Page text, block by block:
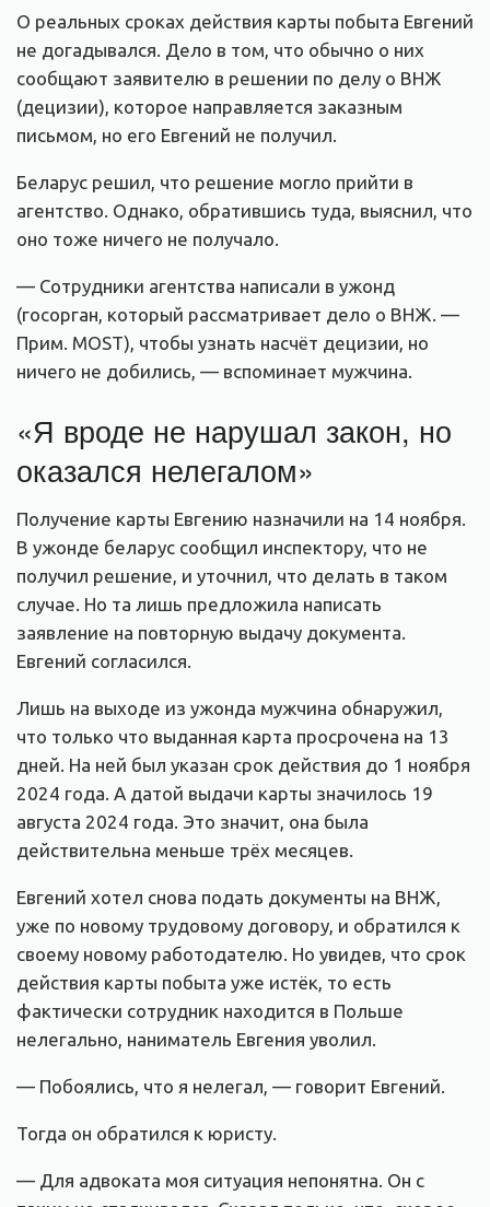
О реальных сроках действия карты побыта Евгений
не догадывался. Дело в том, что обычно о них
сообщают заявителю в решении по делу о ВНЖ
(децизии), которое направляется заказным
письмом, но его Евгений не получил.
Беларус решил, что решение могло прийти в
агентство. Однако, обратившись туда, выяснил, что
оно тоже ничего не получало.
— Сотрудники агентства написали в ужонд
(госорган, который рассматривает дело о ВНЖ. —
Прим. MOST), чтобы узнать насчёт децизии, но
ничего не добились, — вспоминает мужчина.
«Я вроде не нарушал закон, но
оказался нелегалом»
Получение карты Евгению назначили на 14 ноября.
В ужонде беларус сообщил инспектору, что не
получил решение, и уточнил, что делать в таком
случае. Но та лишь предложила написать
заявление на повторную выдачу документа.
Евгений согласился.
Лишь на выходе из ужонда мужчина обнаружил,
что только что выданная карта просрочена на 13
дней. На ней был указан срок действия до 1 ноября
2024 года. А датой выдачи карты значилось 19
августа 2024 года. Это значит, она была
действительна меньше трёх месяцев.
Евгений хотел снова подать документы на ВНЖ,
уже по новому трудовому договору, и обратился к
своему новому работодателю. Но увидев, что срок
действия карты побыта уже истёк, то есть
фактически сотрудник находится в Польше
нелегально, наниматель Евгения уволил.
— Побоялись, что я нелегал, — говорит Евгений.
Тогда он обратился к юристу.
— Для адвоката моя ситуация непонятна. Он с